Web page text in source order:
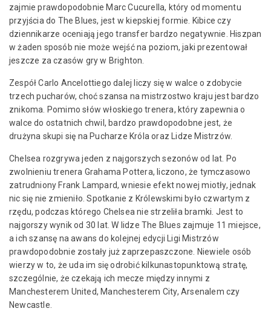
zajmie prawdopodobnie Marc Cucurella, który od momentu
przyjścia do The Blues, jest w kiepskiej formie. Kibice czy
dziennikarze oceniają jego transfer bardzo negatywnie. Hiszpan
w żaden sposób nie może wejść na poziom, jaki prezentował
jeszcze za czasów gry w Brighton.
Zespół Carlo Ancelottiego dalej liczy się w walce o zdobycie
trzech pucharów, choć szansa na mistrzostwo kraju jest bardzo
znikoma. Pomimo słów włoskiego trenera, który zapewnia o
walce do ostatnich chwil, bardzo prawdopodobne jest, że
drużyna skupi się na Pucharze Króla oraz Lidze Mistrzów.
Chelsea rozgrywa jeden z najgorszych sezonów od lat. Po
zwolnieniu trenera Grahama Pottera, liczono, że tymczasowo
zatrudniony Frank Lampard, wniesie efekt nowej miotły, jednak
nic się nie zmieniło. Spotkanie z Królewskimi było czwartym z
rzędu, podczas którego Chelsea nie strzeliła bramki. Jest to
najgorszy wynik od 30 lat. W lidze The Blues zajmuje 11 miejsce,
a ich szansę na awans do kolejnej edycji Ligi Mistrzów
prawdopodobnie zostały już zaprzepaszczone. Niewiele osób
wierzy w to, że uda im się odrobić kilkunastopunktową stratę,
szczególnie, że czekają ich mecze między innymi z
Manchesterem United, Manchesterem City, Arsenalem czy
Newcastle.